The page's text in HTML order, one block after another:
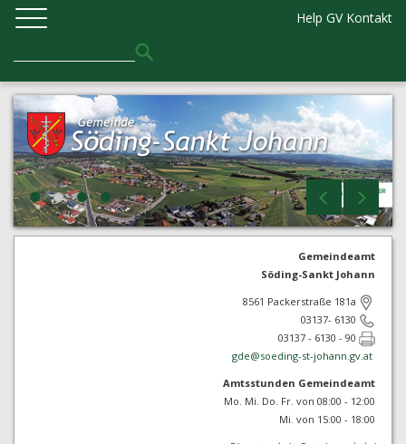
Help GV Kontakt
Gemeindeamt
Söding-Sankt Johann
8561 Packerstraße 181a
03137- 6130
03137 - 6130 - 90
gde@soeding-st-johann.gv.at
Amtsstunden Gemeindeamt
Mo. Mi. Do. Fr. von 08:00 - 12:00
Mi. von 15:00 - 18:00